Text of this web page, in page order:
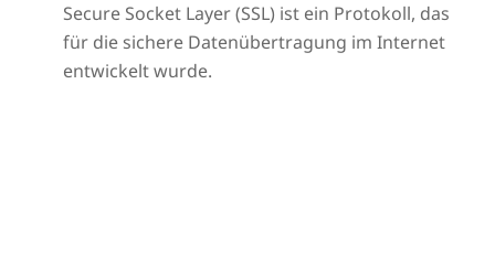
Secure Socket Layer (SSL) ist ein Protokoll, das
für die sichere Datenübertragung im Internet
entwickelt wurde.